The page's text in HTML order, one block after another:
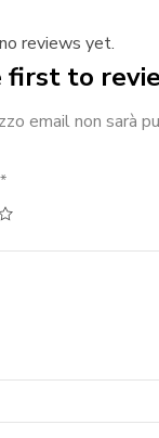
reviews yet.
first to
email non sarà
*
4